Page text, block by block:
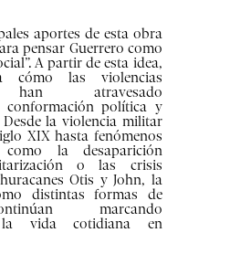
aportes de esta obra
pensar Guerrero como
A partir de esta idea,
cómo las violencias
han atravesado
conformación política y
la violencia militar
XIX hasta fenómenos
como la desaparición
o las crisis
Otis y John, la
distintas formas de
marcando
la vida cotidiana en